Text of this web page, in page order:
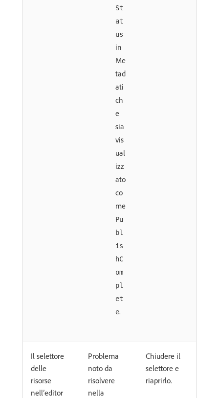
St
at
us
in
Me
tad
ati
ch
e
sia
vis
ual
izz
ato
co
me
Pu
bl
is
hC
om
pl
et
e.
Il selettore
delle
risorse
nell’editor
Problema
noto da
risolvere
nella
Chiudere il
selettore e
riaprirlo.